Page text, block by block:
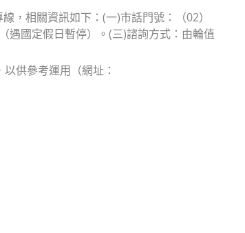
，相關資訊如下：(一)市話門號：（02）
遇國定假日暫停）。(三)諮詢方式：由輪值
供參考運用（網址：